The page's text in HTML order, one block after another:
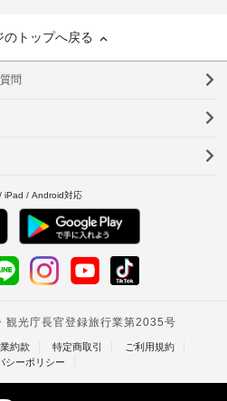
のトップへ戻る